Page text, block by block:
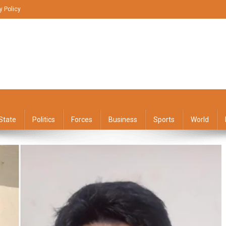
Policy
Politics Forces Business Sports World